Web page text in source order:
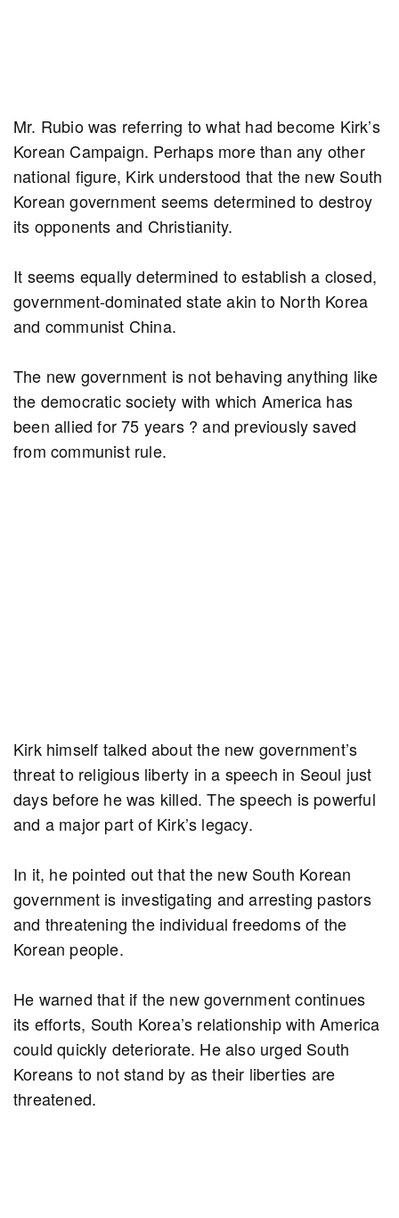
Mr. Rubio was referring to what had become Kirk’s
Korean Campaign. Perhaps more than any other
national figure, Kirk understood that the new South
Korean government seems determined to destroy
its opponents and Christianity.
It seems equally determined to establish a closed,
government-dominated state akin to North Korea
and communist China.
The new government is not behaving anything like
the democratic society with which America has
been allied for 75 years ? and previously saved
from communist rule.
Kirk himself talked about the new government’s
threat to religious liberty in a speech in Seoul just
days before he was killed. The speech is powerful
and a major part of Kirk’s legacy.
In it, he pointed out that the new South Korean
government is investigating and arresting pastors
and threatening the individual freedoms of the
Korean people.
He warned that if the new government continues
its efforts, South Korea’s relationship with America
could quickly deteriorate. He also urged South
Koreans to not stand by as their liberties are
threatened.